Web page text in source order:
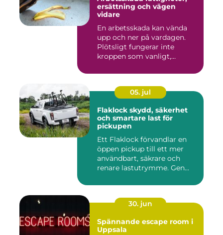
ersättning och vägen
vidare
En arbetsskada kan vända
upp och ner på vardagen.
Plötsligt fungerar inte
kroppen som vanligt,
05. jul
Flaklock skydd, säkerhet
och smartare last för
pickupen
Ett Flaklock förvandlar en
öppen pickup till ett mer
användbart, säkrare och
renare lastutrymme. Gen...
30. jun
Spännande escape room i
Uppsala